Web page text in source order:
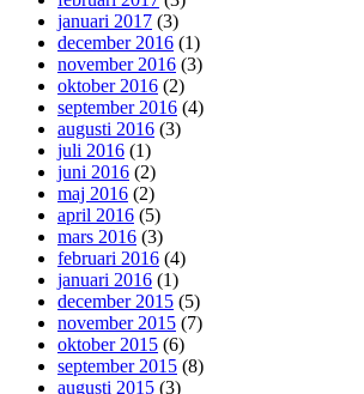
januari 2017 (3)
december 2016 (1)
november 2016 (3)
oktober 2016 (2)
september 2016 (4)
augusti 2016 (3)
juli 2016 (1)
juni 2016 (2)
maj 2016 (2)
april 2016 (5)
mars 2016 (3)
februari 2016 (4)
januari 2016 (1)
december 2015 (5)
november 2015 (7)
oktober 2015 (6)
september 2015 (8)
augusti 2015 (3)